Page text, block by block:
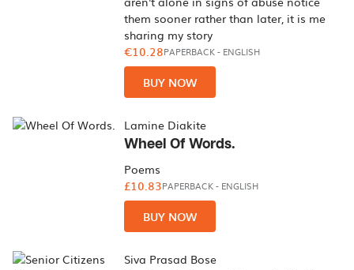
them sooner rather than later, it is me
sharing my story
€10.28PAPERBACK- ENGLISH
BUY NOW
Lamine Diakite
Wheel Of Words.
Poems
£10.83PAPERBACK- ENGLISH
BUY NOW
Siva Prasad Bose